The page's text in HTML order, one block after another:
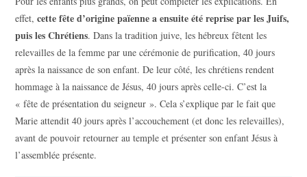
effet,cette fête d’origine païenne a ensuite été reprise par les Juifs,
puis les Chrétiens. Dans la tradition juive, les hébreux fêtent les
relevailles de la femme par une cérémonie de purification, 40 jours
après la naissance de son enfant. De leur côté, les chrétiens rendent
hommage à la naissance de Jésus, 40 jours après celle-ci. C’est la
« fête de présentation du seigneur ». Cela s’explique par le fait que
Marie attendit 40 jours après l’accouchement (et donc les relevailles),
avant de pouvoir retourner au temple et présenter son enfant Jésus à
l’assemblée présente.